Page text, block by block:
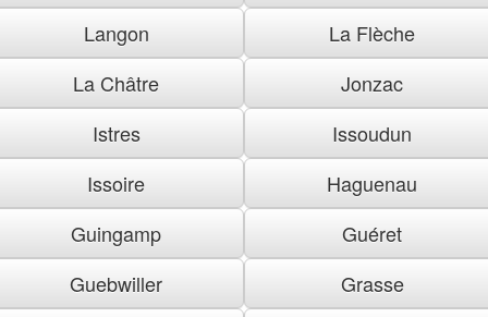
Langon
La Flèche
La Châtre
Jonzac
Istres
Issoudun
Issoire
Haguenau
Guingamp
Guéret
Guebwiller
Grasse